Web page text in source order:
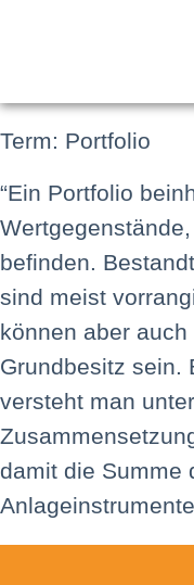
Term: Portfolio
“Ein Portfolio
befinden.
sind meist
können aber
Grundbesitz sein.
versteht man
damit die Summe